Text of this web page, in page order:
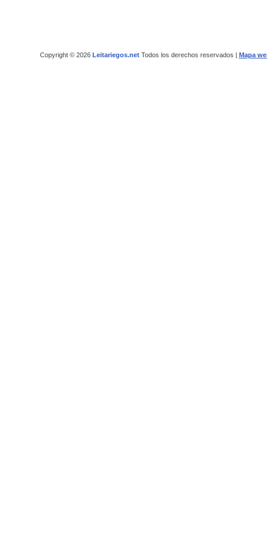
Copyright © 2026 Leitariegos.netTodos los derechos reservados | Mapa